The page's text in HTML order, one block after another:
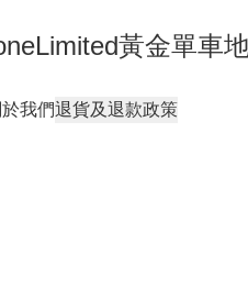
黃金單車
我們退貨及退款政策